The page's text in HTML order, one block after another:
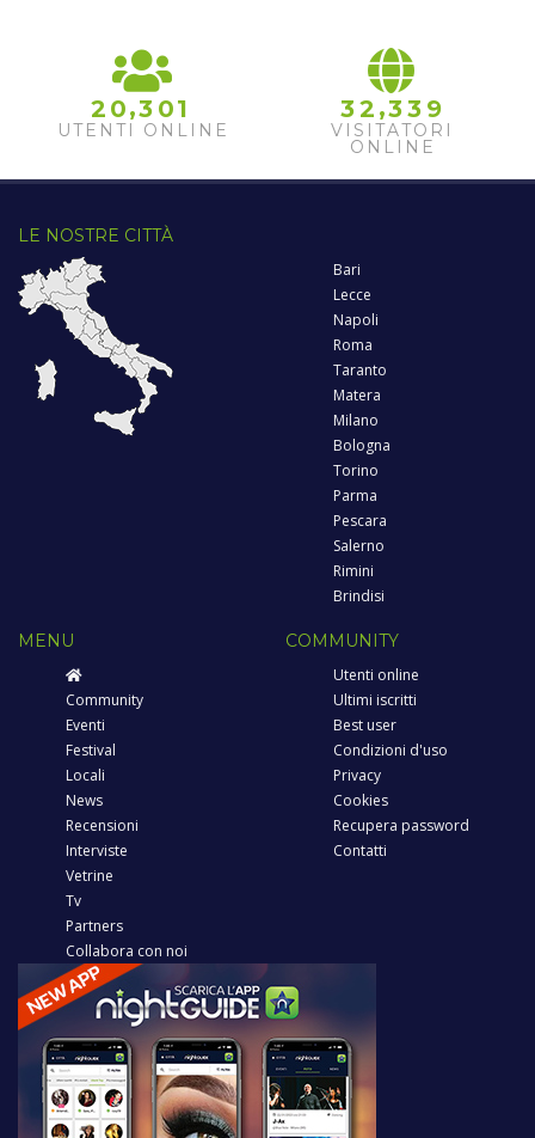
2 0,3 01
UTENTI ONLINE
32 ,33 9
VISITATORI
ONLINE
LE NOSTRE CITTÀ
Bari
Lecce
Napoli
Roma
Taranto
Matera
Milano
Bologna
Torino
Parma
Pescara
Salerno
Rimini
Brindisi
MENU
Community
Eventi
Festival
Locali
News
Recensioni
Interviste
Vetrine
Tv
Partners
Collabora con noi
COMMUNITY
Utenti online
Ultimi iscritti
Best user
Condizioni d'uso
Privacy
Cookies
Recupera password
Contatti